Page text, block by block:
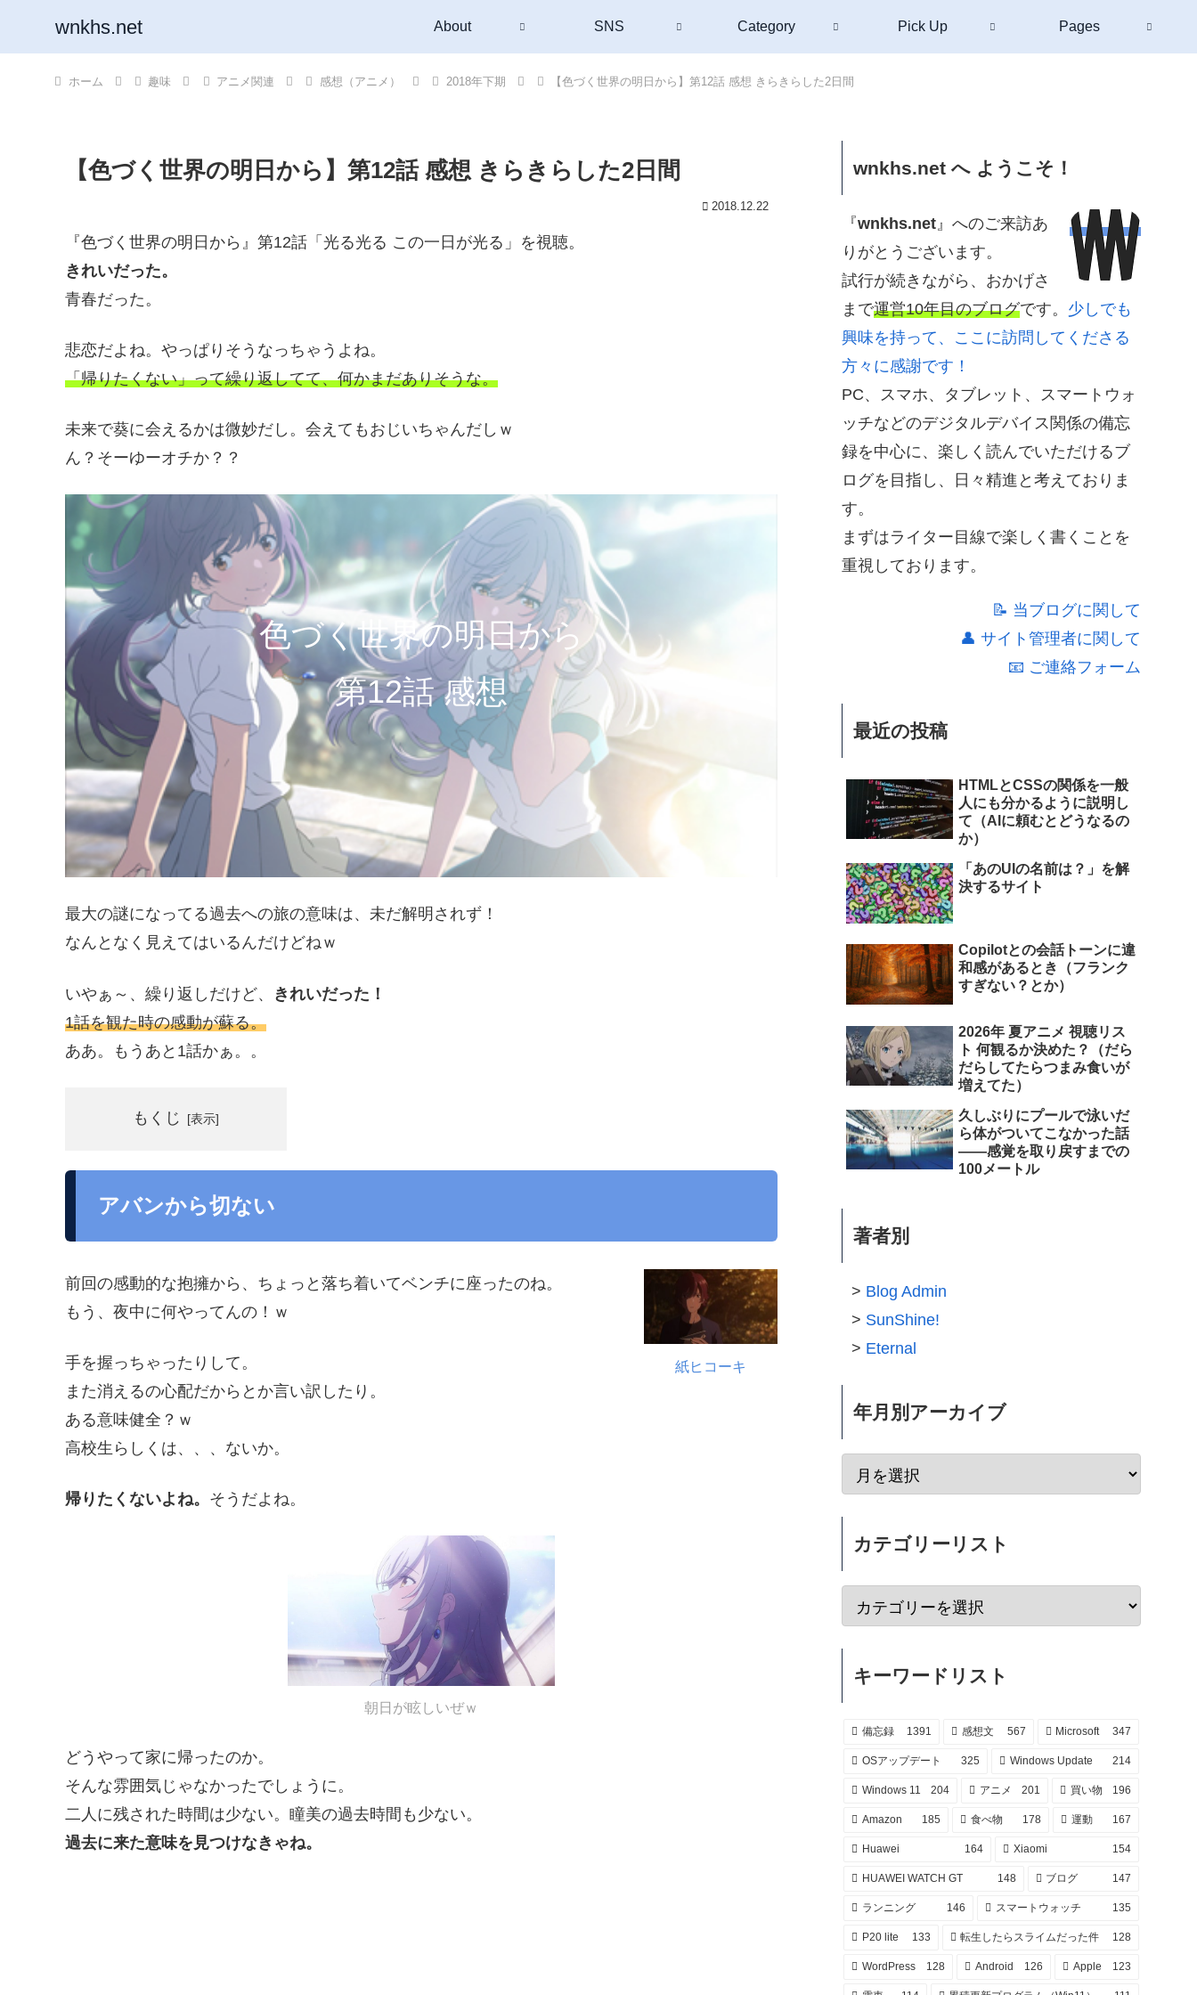
wnkhs.net About SNS Category Pick Up Pages
ホーム 趣味 アニメ関連 感想（アニメ） 2018年下期 【色づく世界の明日から】第12話 感想 きらきらした2日間
【色づく世界の明日から】第12話 感想 きらきらした2日間
2018.12.22
『色づく世界の明日から』第12話「光る光る この一日が光る」を視聴。
きれいだった。
青春だった。
悲恋だよね。やっぱりそうなっちゃうよね。
「帰りたくない」って繰り返してて、何かまだありそうな。
未来で葵に会えるかは微妙だし。会えてもおじいちゃんだしｗ
ん？そーゆーオチか？？
色づく世界の明日から
第12話 感想
最大の謎になってる過去への旅の意味は、未だ解明されず！
なんとなく見えてはいるんだけどねｗ
いやぁ～、繰り返しだけど、 きれいだった！
1話を観た時の感動が蘇る。
ああ。もうあと1話かぁ。。
もくじ
アバンから切ない
紙ヒコーキ
前回の感動的な抱擁から、ちょっと落ち着いてベンチに座ったのね。
もう、夜中に何やってんの！ｗ
手を握っちゃったりして。
また消えるの心配だからとか言い訳したり。
ある意味健全？ｗ
高校生らしくは、、、ないか。
帰りたくないよね。 そうだよね。
朝日が眩しいぜｗ
どうやって家に帰ったのか。
そんな雰囲気じゃなかったでしょうに。
二人に残された時間は少ない。瞳美の過去時間も少ない。
過去に来た意味を見つけなきゃね。
wnkhs.net へ ようこそ！
『wnkhs.net 』へのご来訪あ
りがとうございます。
試行が続きながら、おかげさ
まで運営10年目のブログです。 少しでも
興味を持って、ここに訪問してくださる
方々に感謝です！
PC、スマホ、タブレット、スマートウォ
ッチなどのデジタルデバイス関係の備忘
録を中心に、楽しく読んでいただけるブ
ログを目指し、日々精進と考えておりま
す。
まずはライター目線で楽しく書くことを
重視しております。
📝 当ブログに関して
👤 サイト管理者に関して
📧 ご連絡フォーム
最近の投稿
HTMLとCSSの関係を一般
人にも分かるように説明し
て（AIに頼むとどうなるの
か）
「あのUIの名前は？」を解
決するサイト
Copilotとの会話トーンに違
和感があるとき（フランク
すぎない？とか）
2026年 夏アニメ 視聴リス
ト 何観るか決めた？（だら
だらしてたらつまみ食いが
増えてた）
久しぶりにプールで泳いだ
ら体がついてこなかった話
――感覚を取り戻すまでの
100メートル
著者別
Blog Admin
SunShine!
Eternal
年月別アーカイブ
カテゴリーリスト
キーワードリスト
備忘録 1391 感想文 567 Microsoft 347
OSアップデート 325 Windows Update 214
Windows 11 204 アニメ 201 買い物 196
Amazon 185 食べ物 178 運動 167
Huawei 164 Xiaomi 154
HUAWEI WATCH GT 148 ブログ 147
ランニング 146 スマートウォッチ 135
P20 lite 133 転生したらスライムだった件 128
WordPress 128 Android 126 Apple 123